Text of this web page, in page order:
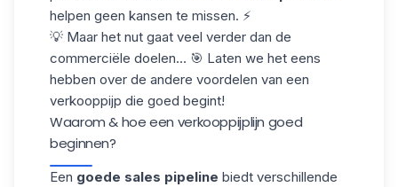
helpen geen kansen te missen. ⚡️
💡 Maar het nut gaat veel verder dan de
commerciële doelen... 🎯 Laten we het eens
hebben over de andere voordelen van een
verkooppijp die goed begint!
Waarom & hoe een verkooppijplijn goed
beginnen?
Een goede sales pipeline biedt verschillende